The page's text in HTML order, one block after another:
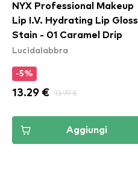
NYX Professional Makeup
Lip I.V. Hydrating Lip Gloss
Stain - 01 Caramel Drip
Lucidalabbra
-5%
13.29 € 13.99 €
Aggiungi